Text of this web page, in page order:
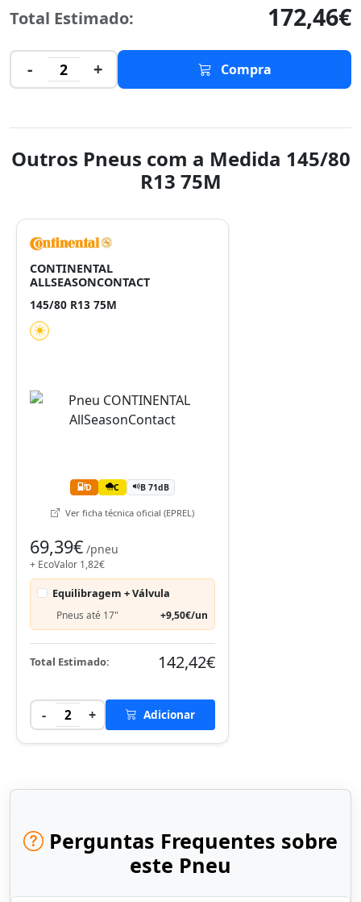
Total Estimado: 172,46€
- 2 + Compra
Outros Pneus com a Medida 145/80
R13 75M
CONTINENTAL
ALLSEASONCONTACT
145/80 R13 75M
D C B 71dB
Ver ficha técnica oficial (EPREL)
69,39€ /pneu
+ EcoValor 1,82€
Equilibragem + Válvula
Pneus até 17" +9,50€/un
Total Estimado: 142,42€
- 2 + Adicionar
Perguntas Frequentes sobre
este Pneu